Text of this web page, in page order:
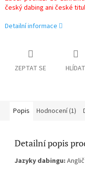
český dabing ani české
Detailní informace
ZEPTAT SE HLÍDAT
Popis Hodnocení (1)
Detailní popis
Jazyky dabingu: